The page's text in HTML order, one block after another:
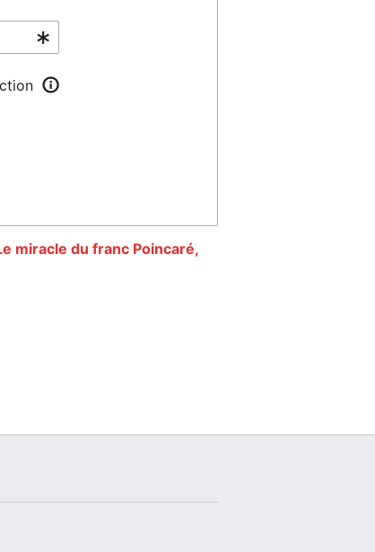
miracle du franc Poincaré,